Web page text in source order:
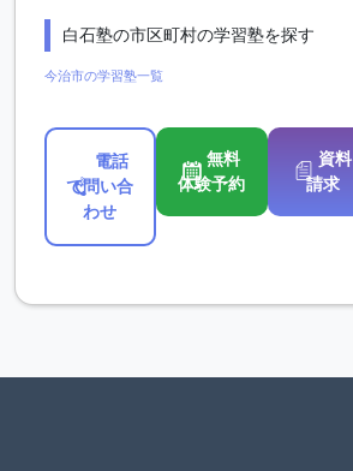
白石塾の市区町村の学習塾を探す
今治市の学習塾一覧
電話
で問い合
わせ
無料
体験予約
資料
請求